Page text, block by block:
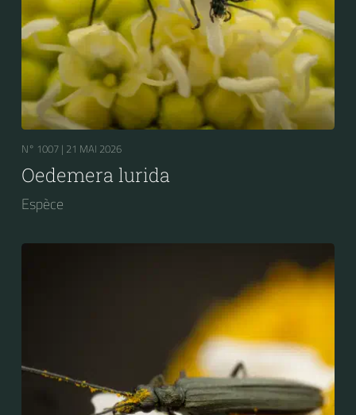
N° 1007 | 21 MAI 2026
Oedemera lurida
Espèce